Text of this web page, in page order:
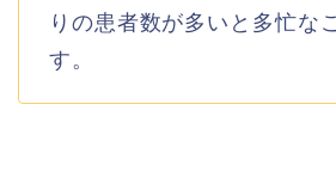
りの患者数が多いと多忙な
す。